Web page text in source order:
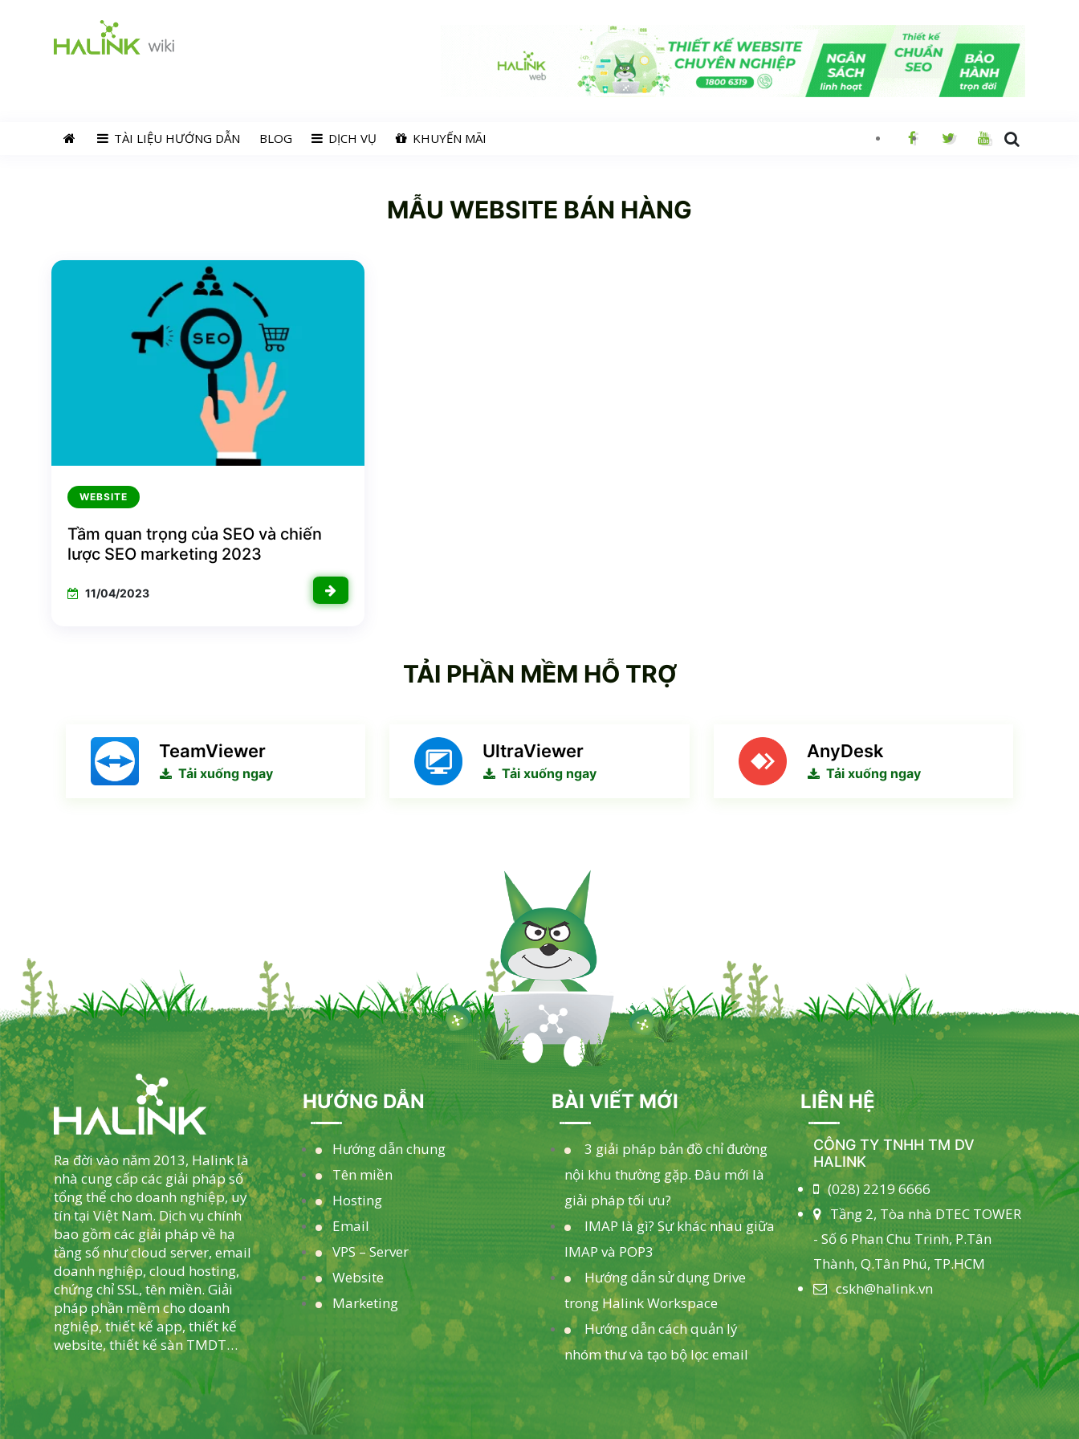
TÀI LIỆU HƯỚNG DẪN BLOG DỊCH VỤ KHUYẾN MÃI
MẪU WEBSITE BÁN HÀNG
WEBSITE
Tầm quan trọng của SEO và chiến
lược SEO marketing 2023
11/04/2023
TẢI PHẦN MỀM HỖ TRỢ
TeamViewer
Tải xuống ngay
UltraViewer
Tải xuống ngay
AnyDesk
Tải xuống ngay
Ra đời vào năm 2013, Halink là
nhà cung cấp các giải pháp số
tổng thể cho doanh nghiệp, uy
tín tại Việt Nam. Dịch vụ chính
bao gồm các giải pháp về hạ
tầng số như cloud server, email
doanh nghiệp, cloud hosting,
chứng chỉ SSL, tên miền. Giải
pháp phần mềm cho doanh
nghiệp, thiết kế app, thiết kế
website, thiết kế sàn TMDT…
HƯỚNG DẪN
Hướng dẫn chung
Tên miền
Hosting
Email
VPS – Server
Website
Marketing
BÀI VIẾT MỚI
3 giải pháp bản đồ chỉ đường
nội khu thường gặp. Đâu mới là
giải pháp tối ưu?
IMAP là gì? Sự khác nhau giữa
IMAP và POP3
Hướng dẫn sử dụng Drive
trong Halink Workspace
Hướng dẫn cách quản lý
nhóm thư và tạo bộ lọc email
LIÊN HỆ
CÔNG TY TNHH TM DV
HALINK
(028) 2219 6666
Tầng 2, Tòa nhà DTEC TOWER
- Số 6 Phan Chu Trinh, P.Tân
Thành, Q.Tân Phú, TP.HCM
cskh@halink.vn